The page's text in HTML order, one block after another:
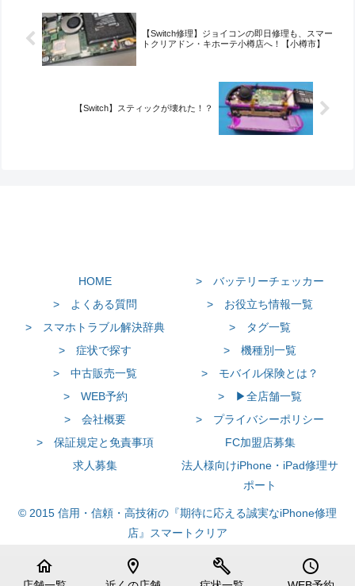
【Switch修理】ジョイコンの即日修理も、スマー
トクリアドン・キホーテ小樽店へ！【小樽市】
【Switch】スティックが壊れた！？
HOME
> バッテリーチェッカー
> よくある質問
> お役立ち情報一覧
> スマホトラブル解決辞典
> タグ一覧
> 症状で探す
> 機種別一覧
> 中古販売一覧
> モバイル保険とは？
> WEB予約
> ▶全店舗一覧
> 会社概要
> プライバシーポリシー
> 保証規定と免責事項
FC加盟店募集
求人募集
法人様向けiPhone・iPad修理サ
ポート
© 2015 信用・信頼・高技術の『期待に応える誠実なiPhone修理
店』スマートクリア
home location_on build schedule